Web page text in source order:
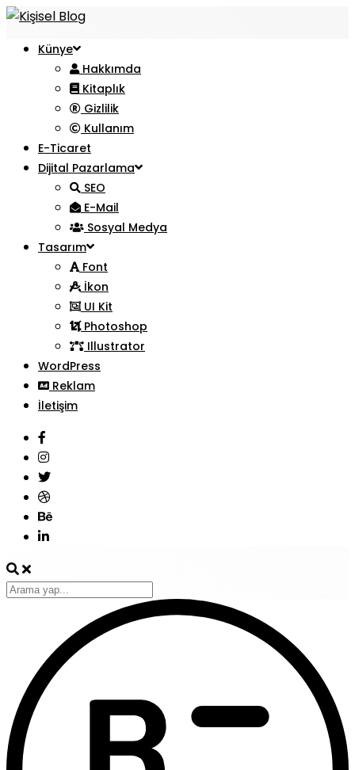
Künye
Hakkımda
Kitaplık
Gizlilik
Kullanım
E-Ticaret
Dijital Pazarlama
SEO
E-Mail
Sosyal Medya
Tasarım
Font
İkon
UI Kit
Photoshop
Illustrator
WordPress
Reklam
İletişim